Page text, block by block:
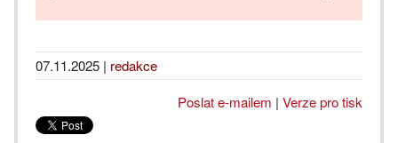
07.11.2025 | redakce
Poslat e-mailem | Verze pro tisk